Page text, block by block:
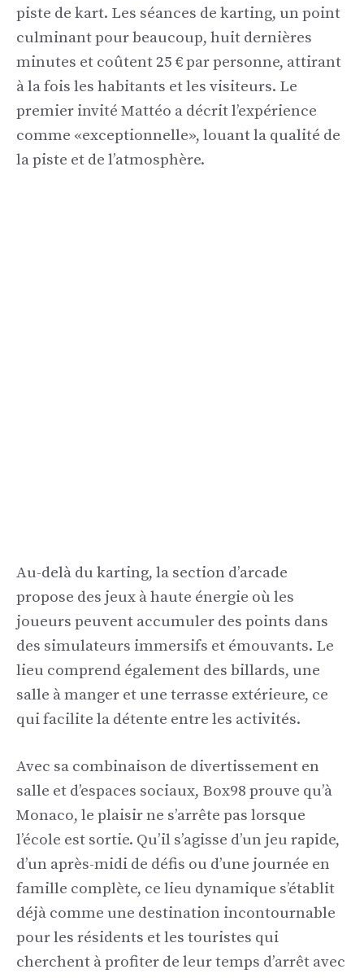
piste de kart. Les séances de karting, un point
culminant pour beaucoup, huit dernières
minutes et coûtent 25 € par personne, attirant
à la fois les habitants et les visiteurs. Le
premier invité Mattéo a décrit l’expérience
comme «exceptionnelle», louant la qualité de
la piste et de l’atmosphère.
Au-delà du karting, la section d’arcade
propose des jeux à haute énergie où les
joueurs peuvent accumuler des points dans
des simulateurs immersifs et émouvants. Le
lieu comprend également des billards, une
salle à manger et une terrasse extérieure, ce
qui facilite la détente entre les activités.
Avec sa combinaison de divertissement en
salle et d’espaces sociaux, Box98 prouve qu’à
Monaco, le plaisir ne s’arrête pas lorsque
l’école est sortie. Qu’il s’agisse d’un jeu rapide,
d’un après-midi de défis ou d’une journée en
famille complète, ce lieu dynamique s’établit
déjà comme une destination incontournable
pour les résidents et les touristes qui
cherchent à profiter de leur temps d’arrêt avec